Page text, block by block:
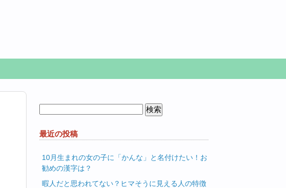
最近の投稿
10月生まれの女の子に「かんな」と名付けたい！お
勧めの漢字は？
暇人だと思われてない？ヒマそうに見える人の特徴